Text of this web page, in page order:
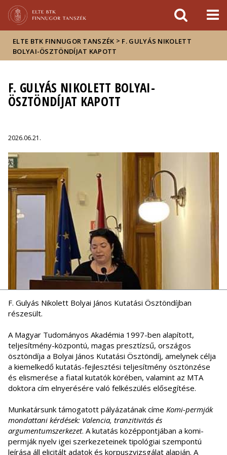
sajtóban
ELTE BTK FINNUGOR TANSZÉK > F. GULYÁS NIKOLETT
BOLYAI-ÖSZTÖNDÍJAT KAPOTT
F. GULYÁS NIKOLETT BOLYAI-
ÖSZTÖNDÍJAT KAPOTT
2026.06.21.
F. Gulyás Nikolett Bolyai János Kutatási Ösztöndíjban
részesült.
A Magyar Tudományos Akadémia 1997-ben alapított,
teljesítmény-központú, magas presztízsű, országos
ösztöndíja a Bolyai János Kutatási Ösztöndíj, amelynek célja
a kiemelkedő kutatás-fejlesztési teljesítmény ösztönzése
és elismerése a fiatal kutatók körében, valamint az MTA
doktora cím elnyerésére való felkészülés elősegítése.
Munkatársunk támogatott pályázatának címe Komi-permják
mondattani kérdések: Valencia, tranzitivitás és
argumentumszerkezet. A kutatás középpontjában a komi-
permják nyelv igei szerkezeteinek tipológiai szempontú
leírása áll elicitált adatok és korpuszvizsgálat alapján. A